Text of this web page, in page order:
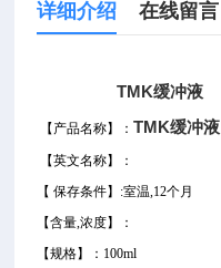
详细介绍 在线留言
TMK缓冲液
【产品名称】： TMK缓冲液
【英文名称】
：
【 保存条件】 :室温,12个月
【含量,浓度】：
【规格】
：100ml